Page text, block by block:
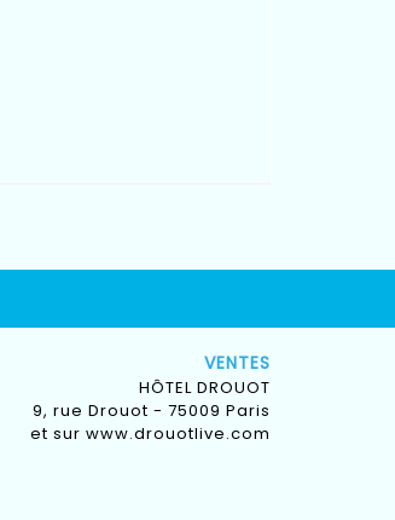
VENTES
HÔTEL DROUOT
9, rue Drouot - 75009 Paris
et sur www.drouotlive.com